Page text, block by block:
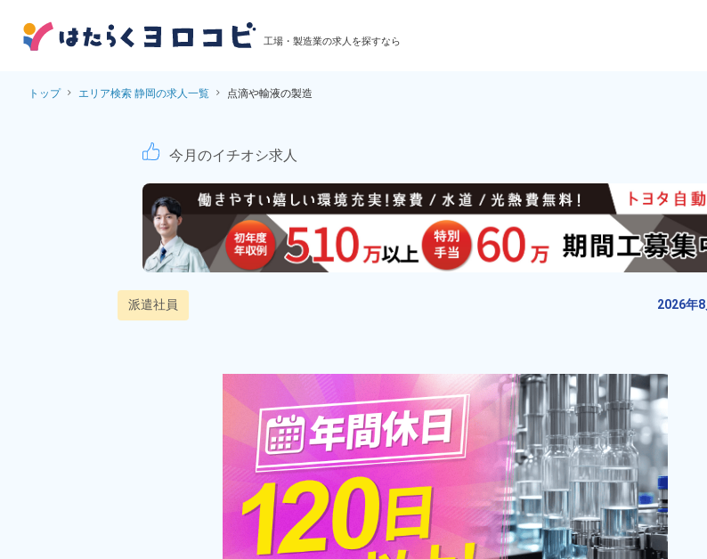
工場・製造業の求人を探すなら
トップ エリア検索 静岡の求人一覧 点滴や輸液の製造
点滴や輸液の製造！製造未経験歓迎★20代
今月のイチオシ求人
派遣社員 2026年8
お仕事No.2322-
04
2026年
新
高機能材製品の製造作業
日勤＆土日休み！正社員
時給 1,200円
勤務地
兵庫県豊岡市
勤務時間
08:15～17:00
雇用形態
派遣社員
職種
加工,組立・組
社会保険完備 土日休み
資格・経験不問 女性活躍中
未経験者OK